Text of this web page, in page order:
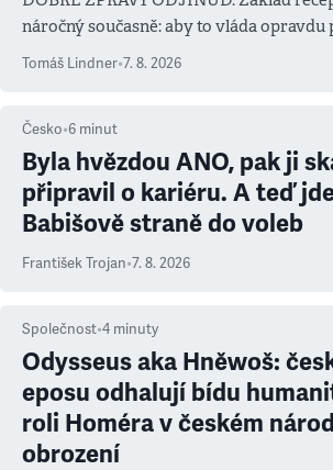
náročný současně: aby to vláda opravdu
prioritu
Tomáš Lindner•7. 8. 2026
Česko•6 minut
Byla hvězdou ANO, pak ji
připravil o kariéru. A teď
Babišově straně do voleb
František Trojan•7. 8. 2026
Společnost•4 minuty
Odysseus aka Hněwoš:
eposu odhalují bídu
roli Homéra v českém
obrození